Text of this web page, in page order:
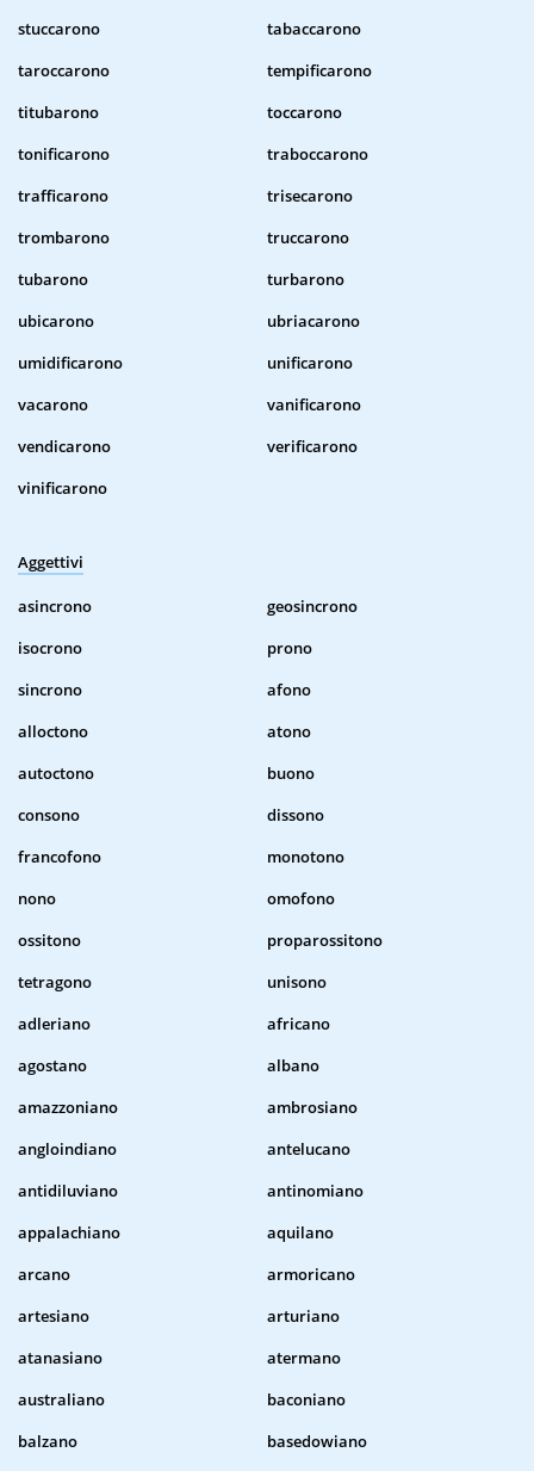
stuccarono
tabaccarono
taroccarono
tempificarono
titubarono
toccarono
tonificarono
traboccarono
trafficarono
trisecarono
trombarono
truccarono
tubarono
turbarono
ubicarono
ubriacarono
umidificarono
unificarono
vacarono
vanificarono
vendicarono
verificarono
vinificarono
Aggettivi
asincrono
geosincrono
isocrono
prono
sincrono
afono
alloctono
atono
autoctono
buono
consono
dissono
francofono
monotono
nono
omofono
ossitono
proparossitono
tetragono
unisono
adleriano
africano
agostano
albano
amazzoniano
ambrosiano
angloindiano
antelucano
antidiluviano
antinomiano
appalachiano
aquilano
arcano
armoricano
artesiano
arturiano
atanasiano
atermano
australiano
baconiano
balzano
basedowiano